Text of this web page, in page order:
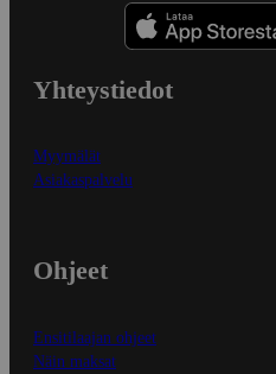
Yhteystiedot
Myymälät
Asiakaspalvelu
Ohjeet
Ensitilaajan ohjeet
Näin maksat